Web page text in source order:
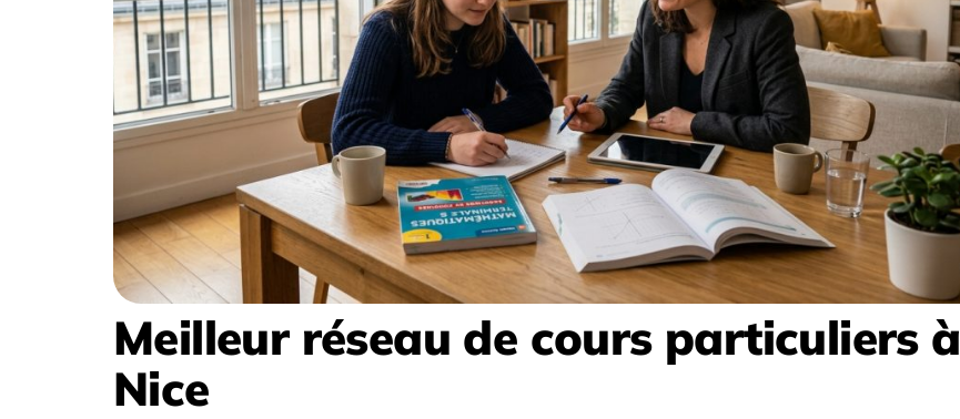
Meilleur réseau de cours particuliers à
Nice